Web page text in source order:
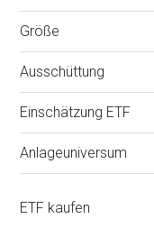
Größe
Ausschüttung
Einschätzung ETF
Anlageuniversum
ETF kaufen